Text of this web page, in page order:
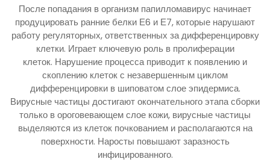
После попадания в организм папилломавирус начинает
продуцировать ранние белки Е6 и Е7, которые нарушают
работу регуляторных, ответственных за дифференцировку
клетки. Играет ключевую роль в пролиферации
клеток. Нарушение процесса приводит к появлению и
скоплению клеток с незавершенным циклом
дифференцировки в шиповатом слое эпидермиса.
Вирусные частицы достигают окончательного этапа сборки
только в ороговевающем слое кожи, вирусные частицы
выделяются из клеток почкованием и располагаются на
поверхности. Наросты повышают заразность
инфицированного.